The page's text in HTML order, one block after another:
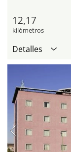
12,17
kilómetros
Detalles